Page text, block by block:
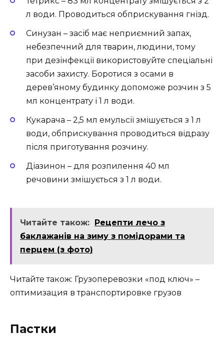
л води. Проводиться обприскування гнізд.
Синузан – засіб має неприємний запах,
небезпечний для тварин, людини, тому
при дезінфекції використовуйте спеціальні
засоби захисту. Боротися з осами в
дерев’яному будинку допоможе розчин з 5
мл концентрату і 1 л води.
Кукарача – 2,5 мл емульсії змішується з 1 л
води, обприскування проводиться відразу
після приготування розчину.
Діазинон – для розпилення 40 мл
речовини змішується з 1 л води.
Читайте також:
Рецепти лечо з
баклажанів на зиму з помідорами та
перцем (з фото)
Читайте також: Грузоперевозки «под ключ» –
оптимизация в транспортировке грузов
Пастки